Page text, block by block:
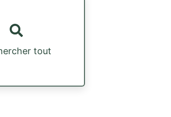
tout